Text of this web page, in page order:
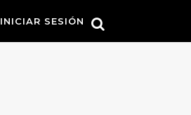
INICIAR SESIÓN